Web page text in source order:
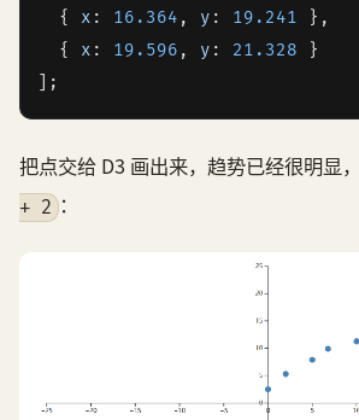
  {
x : 16.364 , y : 19.241 },
  {
x : 19.596 , y : 21.328 }
];
把点交给 D3 画出来，趋势已经很明显
+ 2 ：